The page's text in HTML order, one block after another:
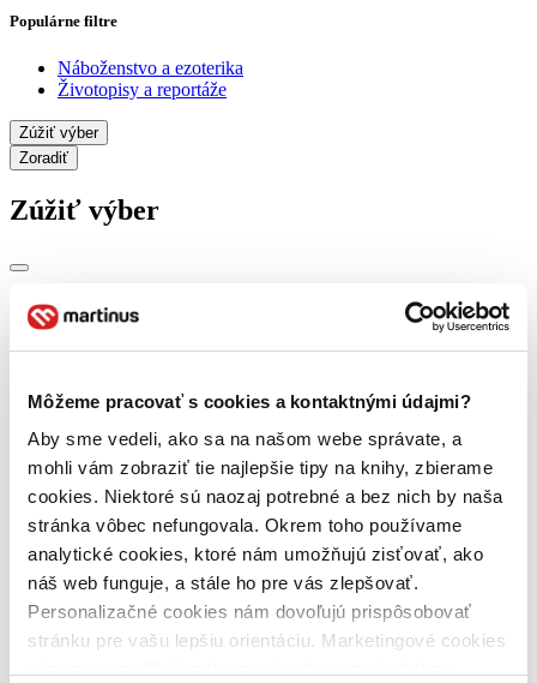
Môžeme pracovať s cookies a kontaktnými údajmi?
Aby sme vedeli, ako sa na našom webe správate, a
mohli vám zobraziť tie najlepšie tipy na knihy, zbierame
cookies. Niektoré sú naozaj potrebné a bez nich by naša
stránka vôbec nefungovala. Okrem toho používame
analytické cookies, ktoré nám umožňujú zisťovať, ako
náš web funguje, a stále ho pre vás zlepšovať.
Personalizačné cookies nám dovoľujú prispôsobovať
stránku pre vašu lepšiu orientáciu. Marketingové cookies
Populárne filtre
Náboženstvo a ezoterika
Životopisy a reportáže
Zúžiť výber
Zoradiť
Zúžiť výber
Zobraziť iba
novinky (0 titulov)
zľavnené tituly (0 titulov)zľavnené tituly
Dostupnosť
predpredaj (0 titulov)predpredaj
pripravujeme (0 titulov)pripravujeme
dostupná (bez vypredaných) (0 titulov)dostupná (bez
vypredaných)
Nové / čítané
nová (0 titulov)nová
čítaná (0 titulov)čítaná
čítaná - výborný stav (0 titulov)
čítaná - výborný stav
čítaná - mierne opotrebovaná (0 titulov)
čítaná - mierne
opotrebovaná